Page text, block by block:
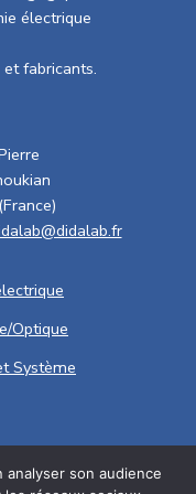
électrique
fabricants.
Optique
Système
son audience